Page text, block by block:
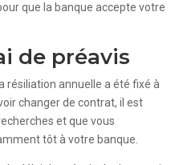
que la banque accepte votre
de préavis
résiliation annuelle a été fixé à
changer de contrat, il est
et que vous
tôt à votre banque.